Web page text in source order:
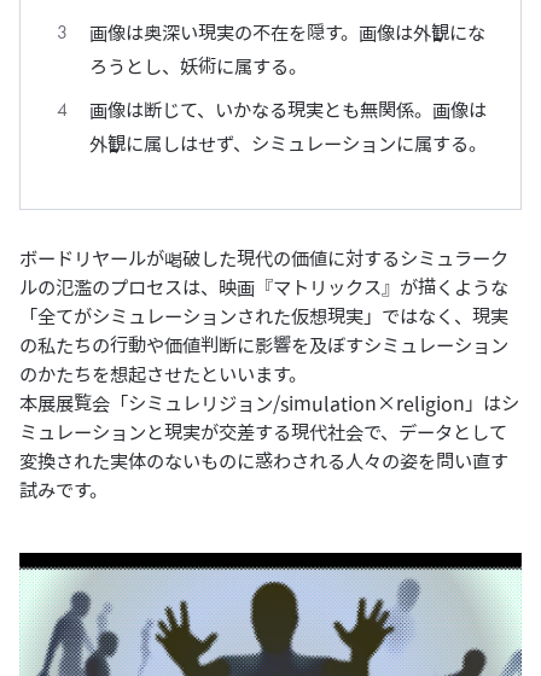
画像は奥深い現実の不在を隠す。画像は外観にな
ろうとし、妖術に属する。
画像は断じて、いかなる現実とも無関係。画像は
外観に属しはせず、シミュレーションに属する。
ボードリヤールが喝破した現代の価値に対するシミュラーク
ルの氾濫のプロセスは、映画『マトリックス』が描くような
「全てがシミュレーションされた仮想現実」ではなく、現実
の私たちの行動や価値判断に影響を及ぼすシミュレーション
のかたちを想起させたといいます。
本展展覧会「シミュレリジョン/simulation×religion」はシ
ミュレーションと現実が交差する現代社会で、データとして
変換された実体のないものに惑わされる人々の姿を問い直す
試みです。